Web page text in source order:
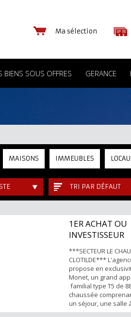
Ma sélection
BIENS SOUS OFFRES GERANCE
MAISONS IMMEUBLES
TRI PAR DÉFAUT
1ER ACHAT OU
INVESTISSEUR
***SECTEUR LE
CLOTILDE***
propose en
Monet, un grand
familial type T5 de
chaussée
un séjour, une salle
cuisine aménagée-